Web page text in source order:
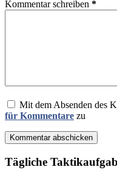
Kommentar schreiben *
Mit dem Absenden des
für Kommentare zu
Kommentar abschicken
Tägliche